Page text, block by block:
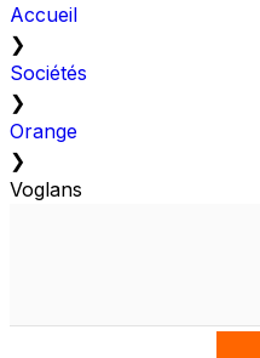
Accueil
❯
Sociétés
❯
Orange
❯
Voglans